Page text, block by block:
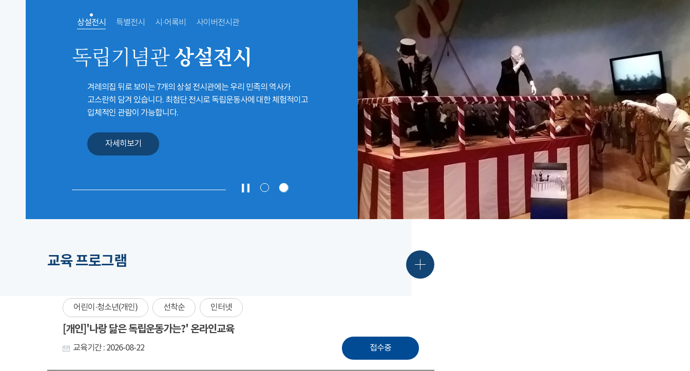
상설전시 특별전시 시·어록비 사이버전시관
독립기념관상설전시
겨레의집 뒤로 보이는 7개의 상설 전시관에는 우리 민족의 역사가
고스란히 담겨 있습니다. 최첨단 전시로 독립운동사에 대한 체험적이고
입체적인 관람이 가능합니다.
자세히보기
교육 프로그램
어린이·청소년(개인) 선착순 인터넷
[개인]'나랑 닮은 독립운동가는?' 온라인교육
교육기간 : 2026-08-22 접수중